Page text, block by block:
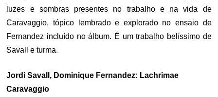
luzes e sombras presentes no trabalho e na vida de
Caravaggio, tópico lembrado e explorado no ensaio de
Fernandez incluído no álbum. É um trabalho belíssimo de
Savall e turma.
Jordi Savall, Dominique Fernandez: Lachrimae
Caravaggio